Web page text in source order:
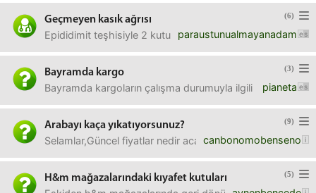
(6)
Geçmeyen kasık ağrısı
paraustunualmayanadam
Epididimit teşhisiyle 2 kutu cipro, 2 kutu tavanic
(3)
Bayramda kargo
pianeta
Bayramda kargoların çalışma durumuyla ilgili bilgisi olan
(9)
Arabayı kaça yıkatıyorsunuz?
canbonomobenseno
Selamlar,Güncel fiyatlar nedir acaba? Konum da
(5)
H&m mağazalarındaki kıyafet kutuları